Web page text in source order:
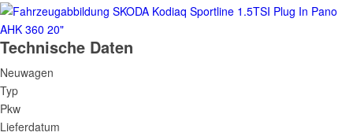
Technische Daten
Neuwagen
Typ
Pkw
Lieferdatum